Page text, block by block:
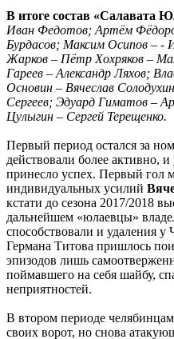
В итоге состав «Салавата
Иван Федотов; Артём
Бурдасов; Максим Осипов – -
Жарков – Пётр Хохряков –
Гареев – Александр Ляхов;
Основин – Вячеслав
Сергеев; Эдуард Гиматов –
Цулыгин – Сергей Терещенко.
Первый период остался за
действовали более активно,
принесло успех. Первый гол
индивидуальных усилий
кстати до сезона 2017/2018
дальнейшем «юлаевцы»
способствовали и удаления у
Германа Титова пришлось
эпизодов лишь
поймавшего на себя шайбу,
неприятностей.
В втором периоде
своих ворот, но снова